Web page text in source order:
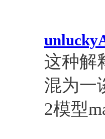
这种解
混为一
2模型